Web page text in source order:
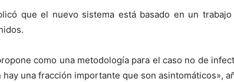
que el nuevo sistema está basado en un
como una metodología para el caso no de
una fracción importante que son asintomáticos»,